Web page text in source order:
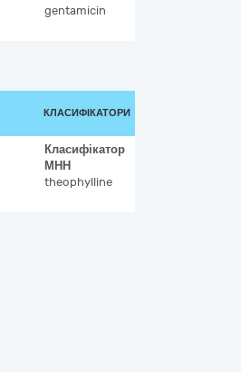
gentamicin
КЛАСИФІКАТОРИ
Класифікатор
МНН
theophylline